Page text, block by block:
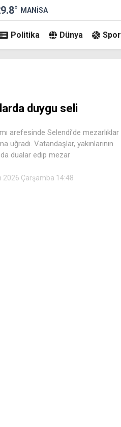
° MANISA
Politika Dünya Spor
duygu seli
arefesinde Selendi’de mezarlıklar
uğradı. Vatandaşlar, yakınlarının
dualar edip mezar
2026 Çarşamba 14:48